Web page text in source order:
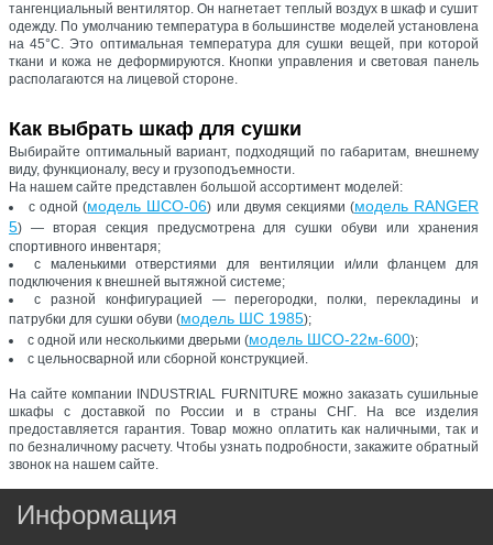
тангенциальный вентилятор. Он нагнетает теплый воздух в шкаф и сушит
одежду. По умолчанию температура в большинстве моделей установлена
на 45°C. Это оптимальная температура для сушки вещей, при которой
ткани и кожа не деформируются. Кнопки управления и световая панель
располагаются на лицевой стороне.
Как выбрать шкаф для сушки
Выбирайте оптимальный вариант, подходящий по габаритам, внешнему
виду, функционалу, весу и грузоподъемности.
На нашем сайте представлен большой ассортимент моделей:
с одной (модель ШСО-06) или двумя секциями (модель RANGER
5) — вторая секция предусмотрена для сушки обуви или хранения
спортивного инвентаря;
с маленькими отверстиями для вентиляции и/или фланцем для
подключения к внешней вытяжной системе;
с разной конфигурацией — перегородки, полки, перекладины и
патрубки для сушки обуви (модель ШС 1985);
с одной или несколькими дверьми (модель ШСО-22м-600);
с цельносварной или сборной конструкцией.
На сайте компании INDUSTRIAL FURNITURE можно заказать сушильные
шкафы с доставкой по России и в страны СНГ. На все изделия
предоставляется гарантия. Товар можно оплатить как наличными, так и
по безналичному расчету. Чтобы узнать подробности, закажите обратный
звонок на нашем сайте.
Информация